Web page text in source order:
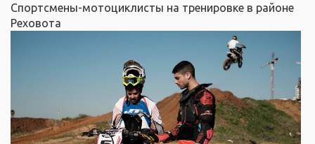
Спортсмены-мотоциклисты на тренировке в районе
Реховота